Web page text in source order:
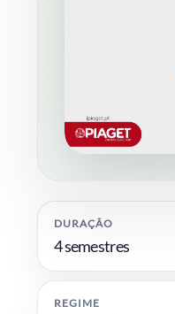
DURAÇÃO
4 semestres
REGIME